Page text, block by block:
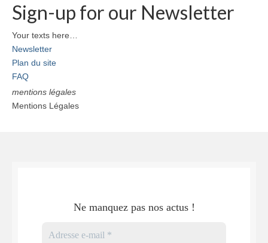
S’inscrire
Tutoriels
Compétitions
Sign-up for our Newsletter
Your texts here…
Newsletter
Plan du site
FAQ
mentions légales
Mentions Légales
Ne manquez pas nos actus !